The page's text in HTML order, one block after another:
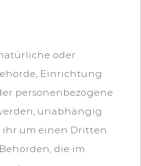
oder
Einrichtung
personenbezogene
unabhängig
ihr um einen Dritten
die im